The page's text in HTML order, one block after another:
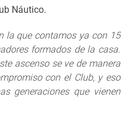
Náutico.
la que contamos ya con 15
formados de la casa.
ascenso se ve de manera
con el Club, y eso
generaciones que vienen